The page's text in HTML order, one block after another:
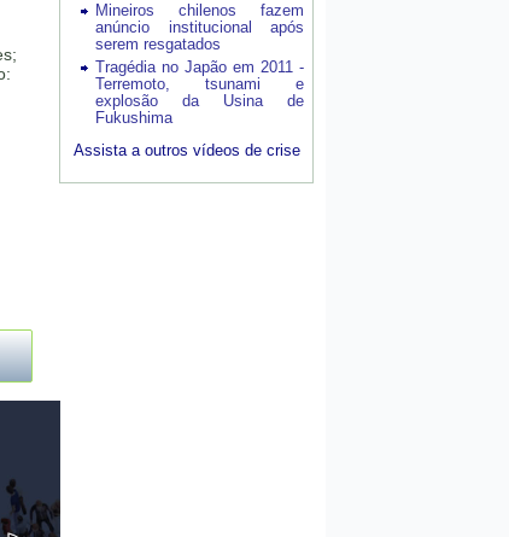
Mineiros chilenos fazem
anúncio institucional após
serem resgatados
Tragédia no Japão em 2011 -
Terremoto, tsunami e
explosão da Usina de
Fukushima
Assista a outros vídeos de crise